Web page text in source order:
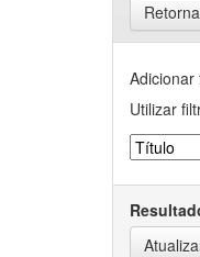
Adicionar
Utilizar